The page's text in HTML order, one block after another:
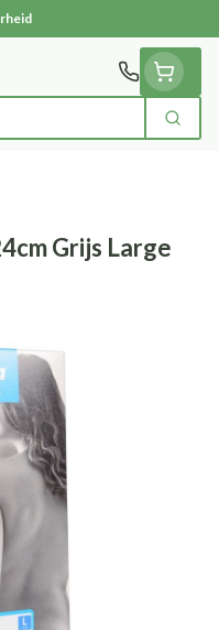
Zoek
Grijs Large